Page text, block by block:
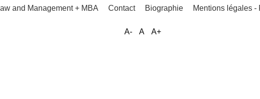
and Management + MBA
Menu
Contact Biographie Mentions légales -
A- A A+